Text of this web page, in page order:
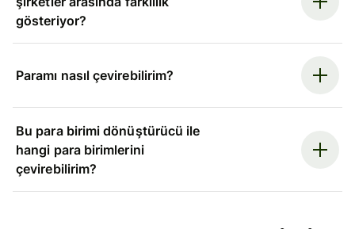
gösteriyor?
Paramı nasıl çevirebilirim?
Bu para birimi dönüştürücü ile
hangi para birimlerini
çevirebilirim?